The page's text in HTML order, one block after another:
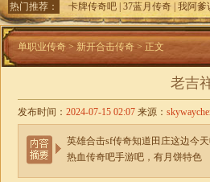
热门推荐：
卡牌传奇吧 37蓝月传奇 我阿爹
单职业传奇 > 新开合击传奇> 正文
老吉
发布时间： 2024-07-15 02:07 来源：
英雄合击sf传奇知道田庄这边今
热血传奇吧手游吧，有月饼特色